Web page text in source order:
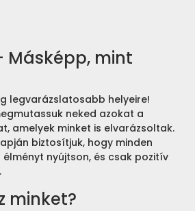
Másképp, mint
legvarázslatosabb helyeire!
neked azokat a
amelyek minket is elvarázsoltak.
biztosítjuk, hogy minden
nyújtson, és csak pozitív
minket?